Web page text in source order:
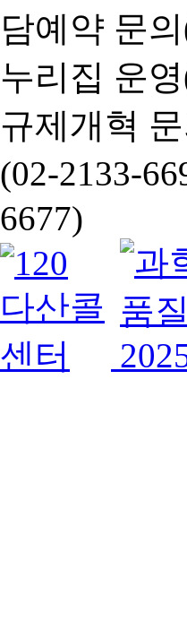
담예약 문
누리집 운
규제개혁
(02-2133-
6677)